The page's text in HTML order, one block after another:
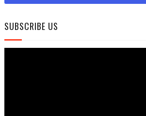
SUBSCRIBE US